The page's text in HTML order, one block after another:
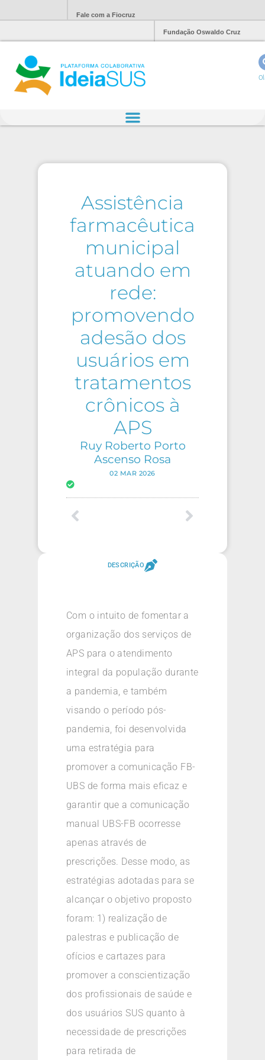
Fale com a Fiocruz
Fundação Oswaldo Cruz
Assistência
farmacêutica
municipal
atuando em
rede:
promovendo
adesão dos
usuários em
tratamentos
crônicos à
APS
Ruy Roberto Porto
Ascenso Rosa
02 MAR 2026
DESCRIÇÃO
Com o intuito de fomentar a
organização dos serviços de
APS para o atendimento
integral da população durante
a pandemia, e também
visando o período pós-
pandemia, foi desenvolvida
uma estratégia para
promover a comunicação FB-
UBS de forma mais eficaz e
garantir que a comunicação
manual UBS-FB ocorresse
apenas através de
prescrições. Desse modo, as
estratégias adotadas para se
alcançar o objetivo proposto
foram: 1) realização de
palestras e publicação de
ofícios e cartazes para
promover a conscientização
dos profissionais de saúde e
dos usuários SUS quanto à
necessidade de prescrições
para retirada de